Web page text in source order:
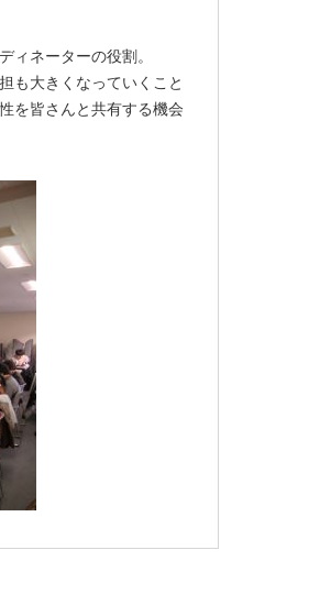
ィネーターの役割。
も大きくなっていくこと
を皆さんと共有する機会